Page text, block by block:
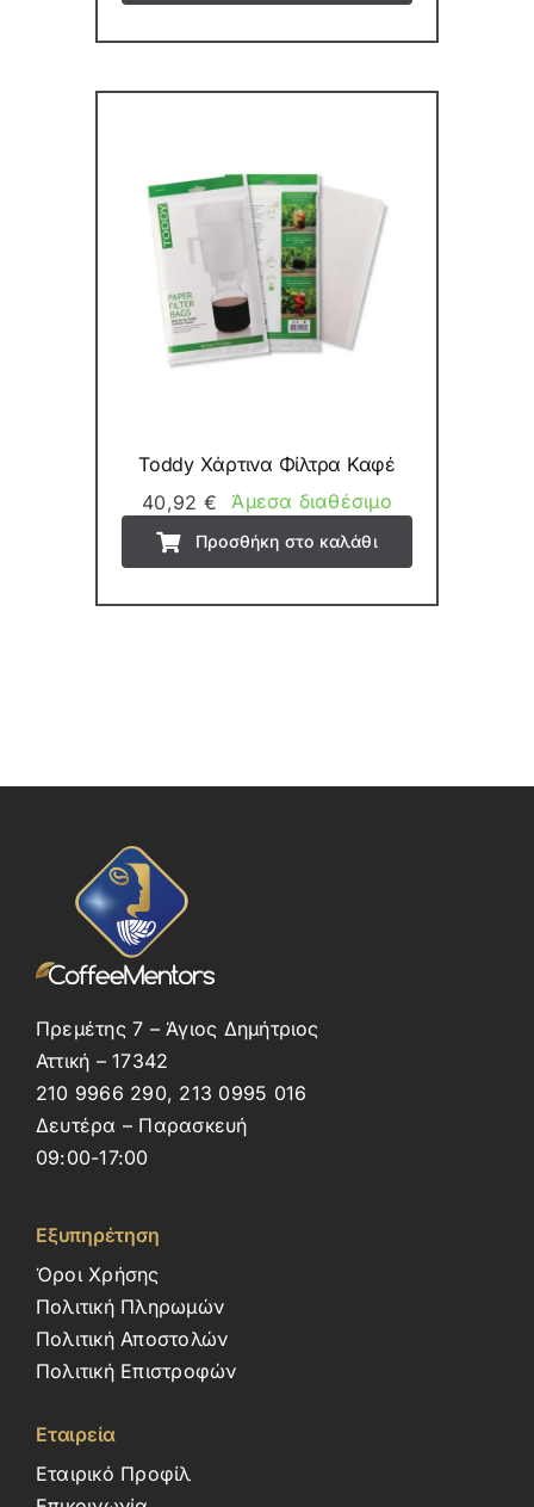
Toddy Χάρτινα Φίλτρα Καφέ
40,92 € Άμεσα διαθέσιμο
Προσθήκη στο καλάθι
Πρεμέτης 7 – Άγιος Δημήτριος
Αττική – 17342
210 9966 290, 213 0995 016
Δευτέρα – Παρασκευή
09:00-17:00
Εξυπηρέτηση
Όροι Χρήσης
Πολιτική Πληρωμών
Πολιτική Αποστολών
Πολιτική Επιστροφών
Εταιρεία
Εταιρικό Προφίλ